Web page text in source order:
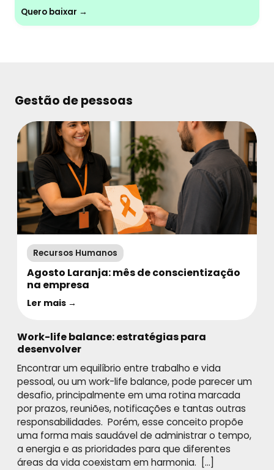
Quero baixar →
Gestão de pessoas
Recursos Humanos
Agosto Laranja: mês de conscientização
na empresa
Ler mais →
Work-life balance: estratégias para
desenvolver
Encontrar um equilíbrio entre trabalho e vida
pessoal, ou um work-life balance, pode parecer um
desafio, principalmente em uma rotina marcada
por prazos, reuniões, notificações e tantas outras
responsabilidades. Porém, esse conceito propõe
uma forma mais saudável de administrar o tempo,
a energia e as prioridades para que diferentes
áreas da vida coexistam em harmonia. […]